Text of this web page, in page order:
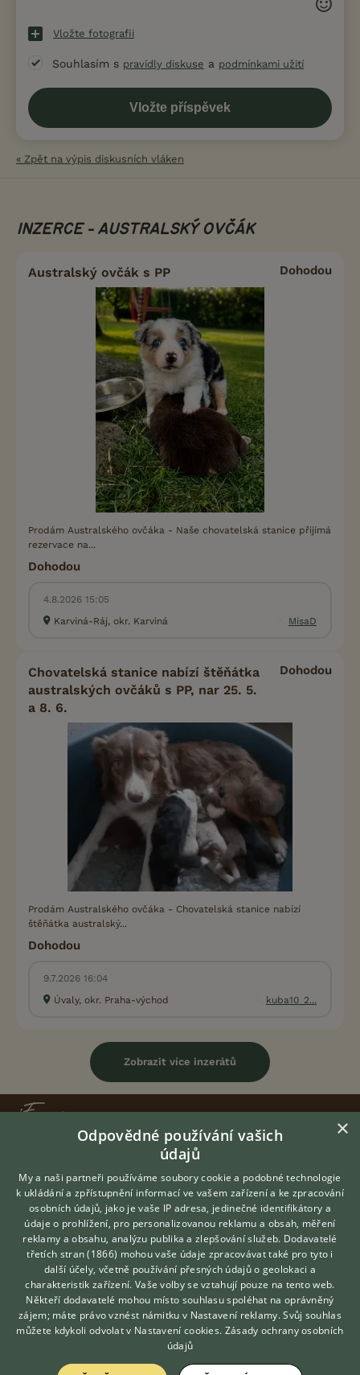
Vložte fotografii
Souhlasím s pravidly diskuse a podmínkami užití
« Zpět na výpis diskusních vláken
INZERCE - AUSTRALSKÝ OVČÁK
Australský ovčák s PP Dohodou
Prodám Australského ovčáka - Naše chovatelská stanice přijímá
rezervace na...
Dohodou
4.8.2026 15:05
Karviná-Ráj, okr. Karviná
MisaD
Chovatelská stanice nabízí štěňátka
australských ovčáků s PP, nar 25. 5.
a 8. 6.
Dohodou
Prodám Australského ovčáka - Chovatelská stanice nabízí
štěňátka australský...
Dohodou
9.7.2026 16:04
Úvaly, okr. Praha-východ
kuba10_2...
Zobrazit více inzerátů
KONTAKT DO REDAKCE WEBU
redakce@ifauna.cz
DOMOVSKÁ STRÁNKA
INZERCE
DISKUSE
ČLÁNKY
CHOVATELSKÉ STANICE
Hledáte zvířecího kamaráda?
Zdarma vám poradí
VETERINÁŘ ONLINE
KONZULTOVAT S
VETERINÁŘEM
×
Odpovědné používání vašich
údajů
My a naši partneři používáme soubory cookie a podobné technologie
k ukládání a zpřístupnění informací ve vašem zařízení a ke zpracování
osobních údajů, jako je vaše IP adresa, jedinečné identifikátory a
údaje o prohlížení, pro personalizovanou reklamu a obsah, měření
reklamy a obsahu, analýzu publika a zlepšování služeb. Dodavatelé
třetích stran (1866) mohou vaše údaje zpracovávat také pro tyto i
další účely, včetně používání přesných údajů o geolokaci a
charakteristik zařízení. Vaše volby se vztahují pouze na tento web.
Někteří dodavatelé mohou místo souhlasu spoléhat na oprávněný
zájem; máte právo vznést námitku v Nastavení reklamy. Svůj souhlas
můžete kdykoli odvolat v Nastavení cookies. Zásady ochrany osobních
údajů